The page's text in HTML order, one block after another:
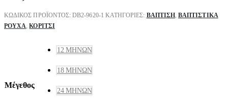
ΚΩΔΙΚΌΣ ΠΡΟΪΌΝΤΟΣ:DB2-9620-1 ΚΑΤΗΓΟΡΊΕΣ: ΒΑΠΤΙΣΗ,ΒΑΠΤΙΣΤΙΚΆ
ΡΟΎΧΑ ,ΚΟΡΊΤΣΙ
Μέγεθος
12 ΜΗΝΏΝ
18 ΜΗΝΏΝ
24 ΜΗΝΏΝ